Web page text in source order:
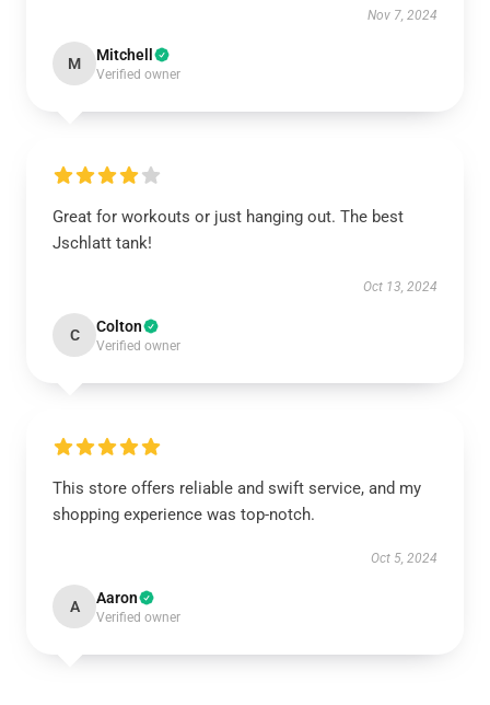
Nov 7, 2024
M Mitchell
Verified owner
Great for workouts or just hanging out. The best
Jschlatt tank!
Oct 13, 2024
C Colton
Verified owner
This store offers reliable and swift service, and my
shopping experience was top-notch.
Oct 5, 2024
A Aaron
Verified owner